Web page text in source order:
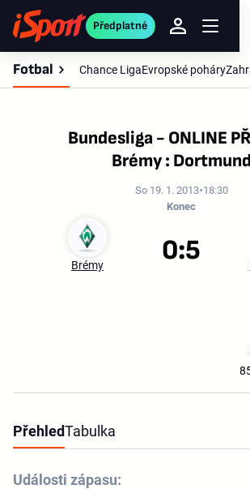
Předplatné
Fotbal Chance LigaEvropské poháry
Bundesliga - ONLINE
Brémy : Dortmund
So 19. 1. 2013 18:30
Konec
Brémy 0:5
PřehledTabulka
Události zápasu: